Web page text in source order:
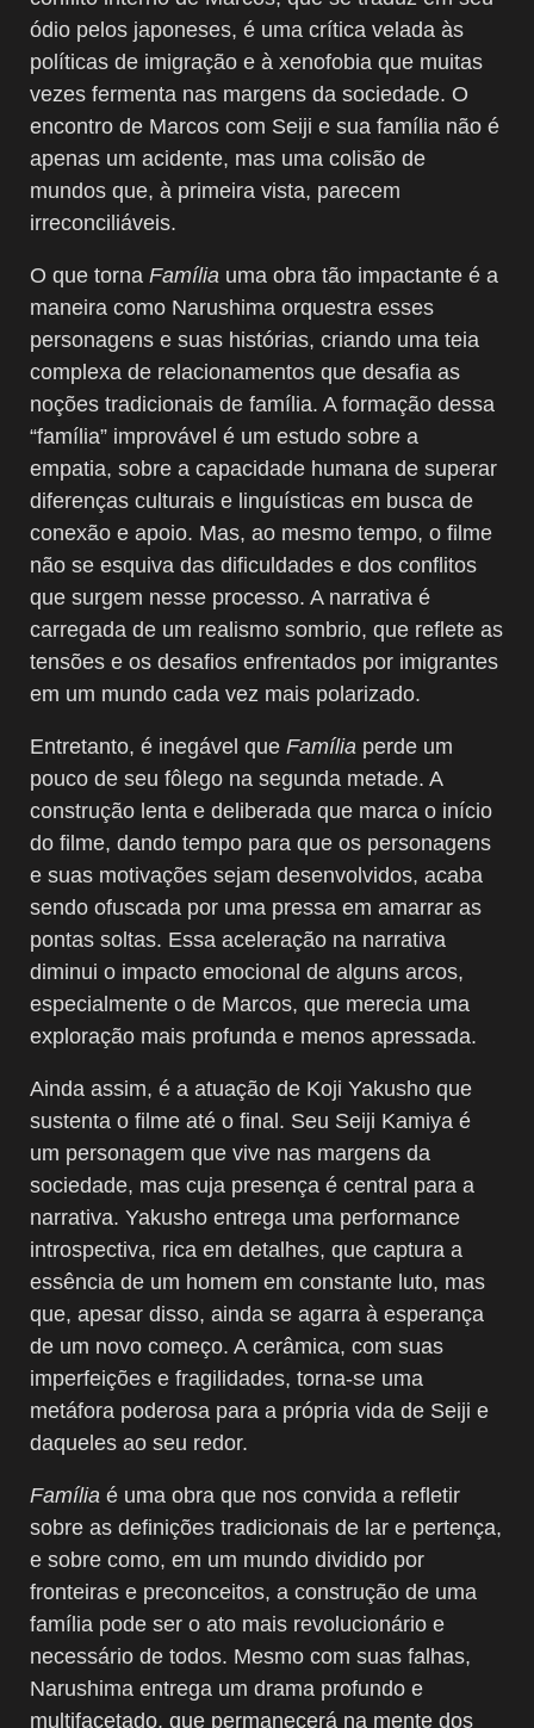
ódio pelos japoneses, é uma crítica velada às
políticas de imigração e à xenofobia que muitas
vezes fermenta nas margens da sociedade. O
encontro de Marcos com Seiji e sua família não é
apenas um acidente, mas uma colisão de
mundos que, à primeira vista, parecem
irreconciliáveis.
O que torna Família uma obra tão impactante é a
maneira como Narushima orquestra esses
personagens e suas histórias, criando uma teia
complexa de relacionamentos que desafia as
noções tradicionais de família. A formação dessa
“família” improvável é um estudo sobre a
empatia, sobre a capacidade humana de superar
diferenças culturais e linguísticas em busca de
conexão e apoio. Mas, ao mesmo tempo, o filme
não se esquiva das dificuldades e dos conflitos
que surgem nesse processo. A narrativa é
carregada de um realismo sombrio, que reflete as
tensões e os desafios enfrentados por imigrantes
em um mundo cada vez mais polarizado.
Entretanto, é inegável que Família perde um
pouco de seu fôlego na segunda metade. A
construção lenta e deliberada que marca o início
do filme, dando tempo para que os personagens
e suas motivações sejam desenvolvidos, acaba
sendo ofuscada por uma pressa em amarrar as
pontas soltas. Essa aceleração na narrativa
diminui o impacto emocional de alguns arcos,
especialmente o de Marcos, que merecia uma
exploração mais profunda e menos apressada.
Ainda assim, é a atuação de Koji Yakusho que
sustenta o filme até o final. Seu Seiji Kamiya é
um personagem que vive nas margens da
sociedade, mas cuja presença é central para a
narrativa. Yakusho entrega uma performance
introspectiva, rica em detalhes, que captura a
essência de um homem em constante luto, mas
que, apesar disso, ainda se agarra à esperança
de um novo começo. A cerâmica, com suas
imperfeições e fragilidades, torna-se uma
metáfora poderosa para a própria vida de Seiji e
daqueles ao seu redor.
Família é uma obra que nos convida a refletir
sobre as definições tradicionais de lar e pertença,
e sobre como, em um mundo dividido por
fronteiras e preconceitos, a construção de uma
família pode ser o ato mais revolucionário e
necessário de todos. Mesmo com suas falhas,
Narushima entrega um drama profundo e
multifacetado, que permanecerá na mente dos